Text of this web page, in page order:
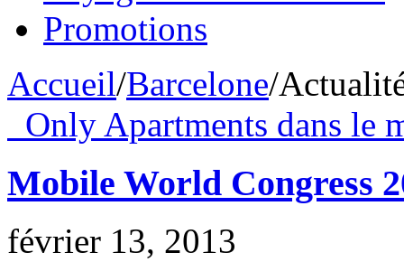
Promotions
Accueil/Barcelone/
Only Apartments dans le
Mobile World Congress
février 13, 2013